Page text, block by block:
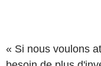
« Si nous voulons